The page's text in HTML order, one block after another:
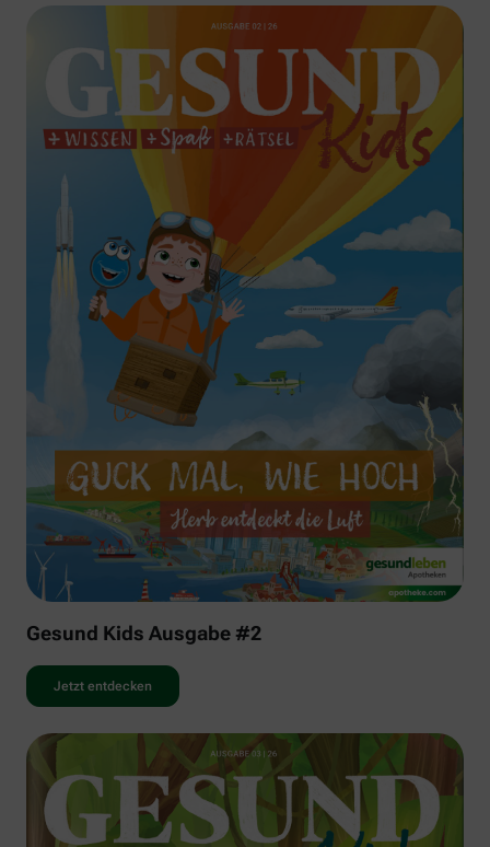
Gesund Kids Ausgabe #2
Jetzt entdecken